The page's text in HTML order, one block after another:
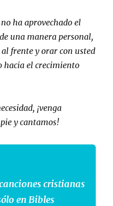
ha aprovechado el
una manera personal,
al frente y orar con usted
hacia el crecimiento
¡venga
y cantamos!
cristianas
en Bibles